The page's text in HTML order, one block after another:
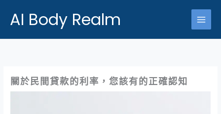
AI Body Realm
關於民間貸款的利率，您該有的正確認知